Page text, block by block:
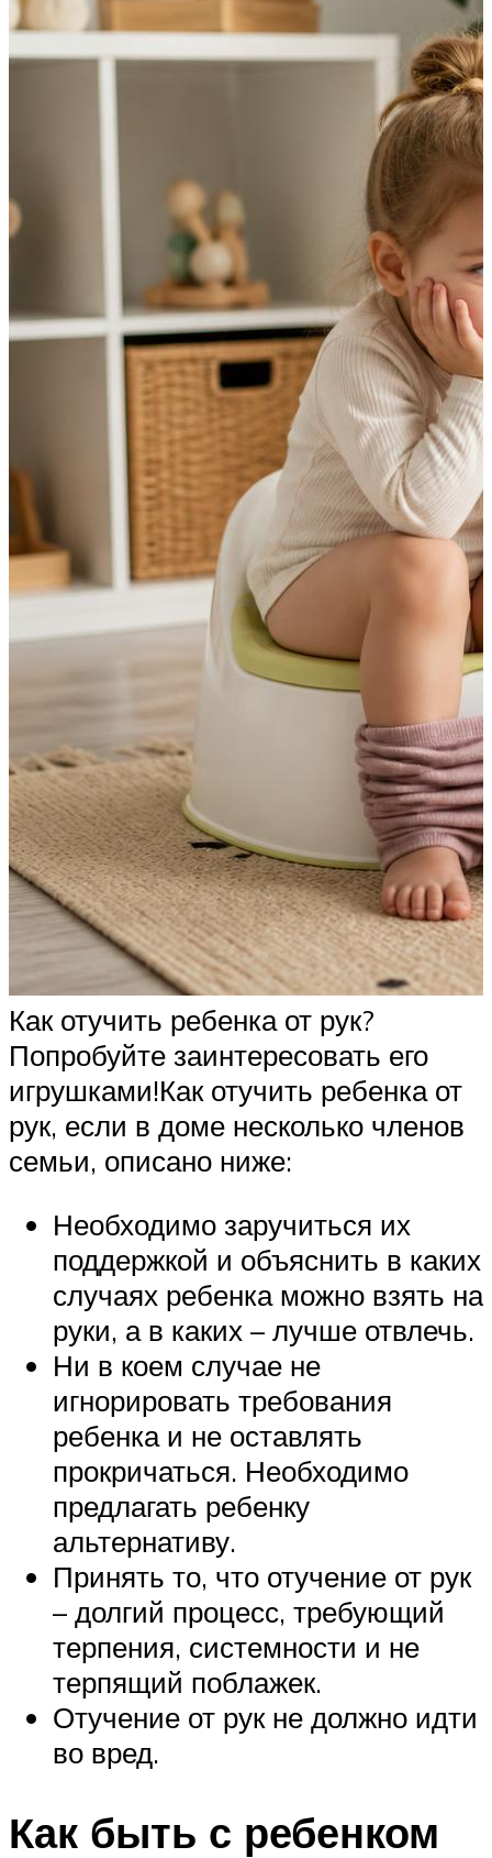
Как отучить ребенка от рук?
Попробуйте заинтересовать его
игрушками!Как отучить ребенка от
рук, если в доме несколько членов
семьи, описано ниже:
Необходимо заручиться их
поддержкой и объяснить в каких
случаях ребенка можно взять на
руки, а в каких – лучше отвлечь.
Ни в коем случае не
игнорировать требования
ребенка и не оставлять
прокричаться. Необходимо
предлагать ребенку
альтернативу.
Принять то, что отучение от рук
– долгий процесс, требующий
терпения, системности и не
терпящий поблажек.
Отучение от рук не должно идти
во вред.
Как быть с ребенком